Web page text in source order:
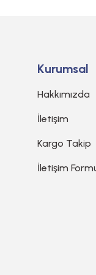
Kurumsal
Hakkımızda
İletişim
Kargo Takip
İletişim